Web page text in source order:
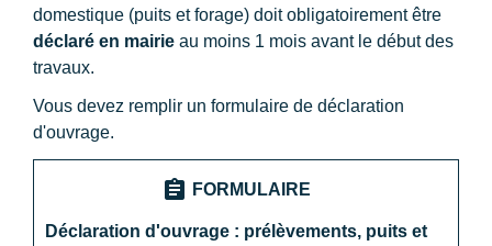
domestique (puits et forage) doit obligatoirement être
déclaré en mairie au moins 1 mois avant le début des
travaux.
Vous devez remplir un formulaire de déclaration
d'ouvrage.
assignment FORMULAIRE
Déclaration d'ouvrage : prélèvements, puits et